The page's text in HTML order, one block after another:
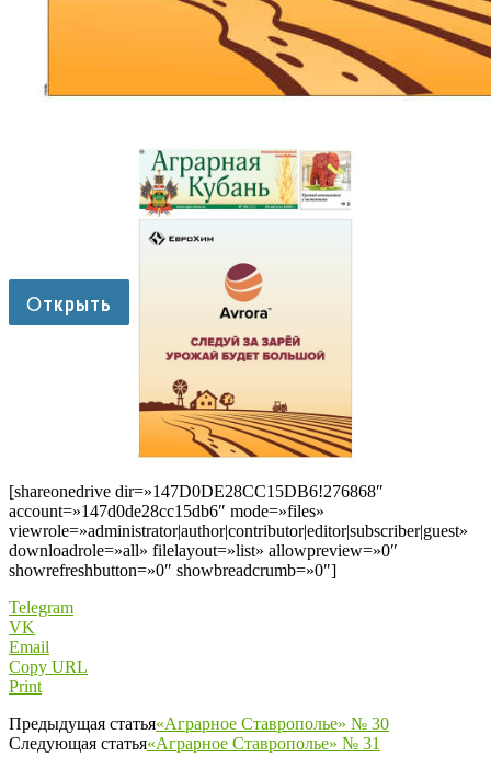
[shareonedrive dir=»147D0DE28CC15DB6!276868″
account=»147d0de28cc15db6″ mode=»files»
viewrole=»administrator|author|contributor|editor|subscriber|guest»
downloadrole=»all» filelayout=»list» allowpreview=»0″
showrefreshbutton=»0″ showbreadcrumb=»0″]
Telegram
VK
Email
Copy URL
Print
Предыдущая статья«Аграрное Ставрополье» № 30
Следующая статья«Аграрное Ставрополье» № 31